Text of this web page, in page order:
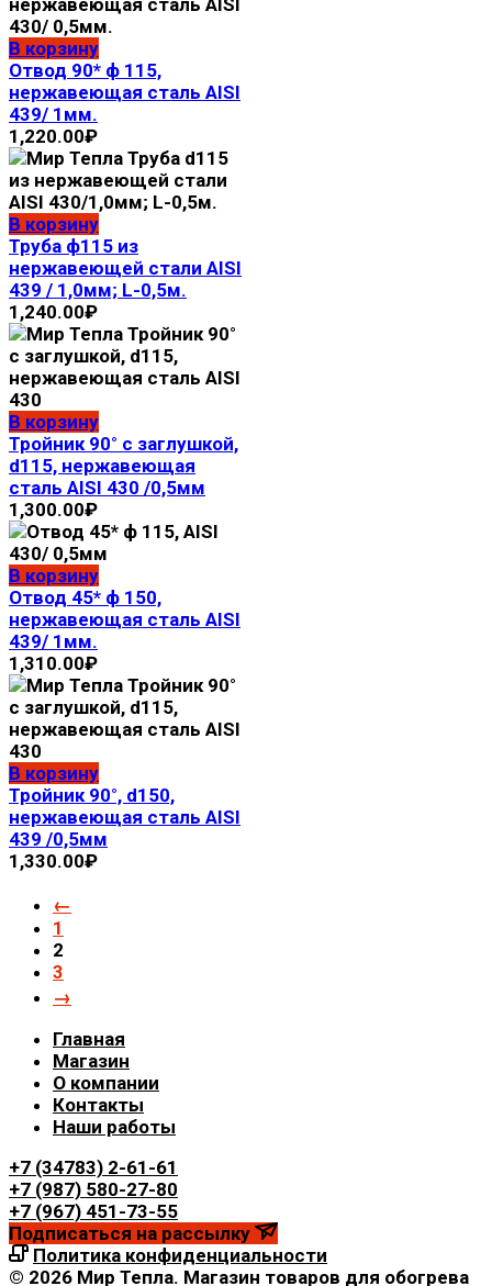
В корзину
Отвод 90* ф 115,
нержавеющая сталь AISI
439/ 1мм.
1,220.00₽
В корзину
Труба ф115 из
нержавеющей стали AISI
439 / 1,0мм; L-0,5м.
1,240.00₽
В корзину
Тройник 90° с заглушкой,
d115, нержавеющая
сталь AISI 430 /0,5мм
1,300.00₽
В корзину
Отвод 45* ф 150,
нержавеющая сталь AISI
439/ 1мм.
1,310.00₽
В корзину
Тройник 90°, d150,
нержавеющая сталь AISI
439 /0,5мм
1,330.00₽
←
1
2
3
→
Главная
Магазин
О компании
Контакты
Наши работы
+7 (34783) 2-61-61
+7 (987) 580-27-80
+7 (967) 451-73-55
Подписаться на рассылку
Политика конфиденциальности
© 2026 Мир Тепла. Магазин товаров для обогрева